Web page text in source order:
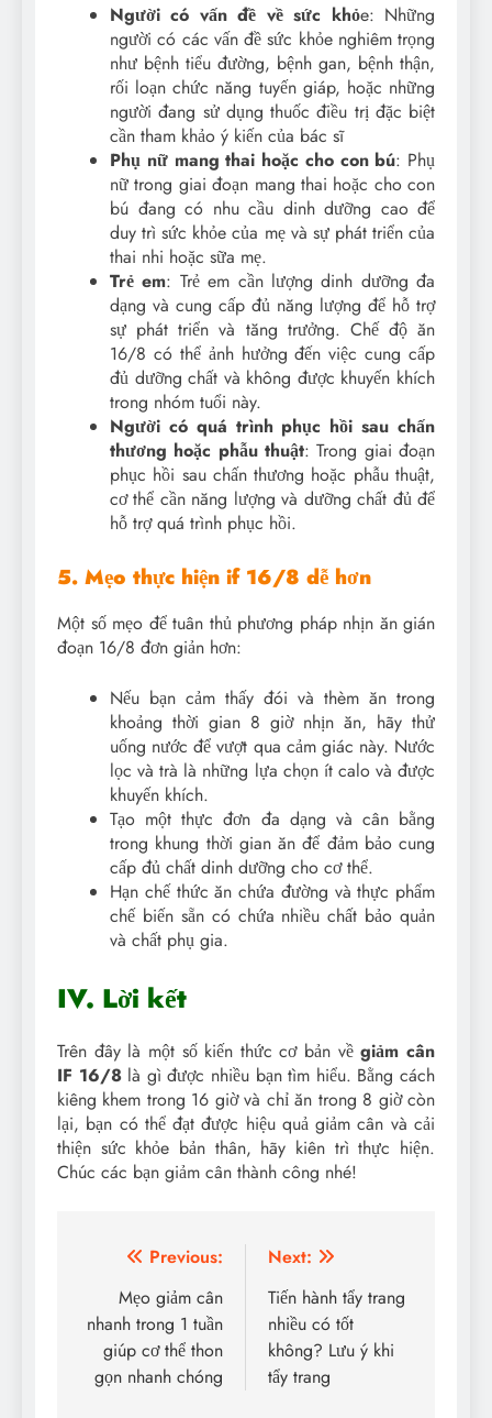
Người có vấn đề về sức khỏe: Những
người có các vấn đề sức khỏe nghiêm trọng
như bệnh tiểu đường, bệnh gan, bệnh thận,
rối loạn chức năng tuyến giáp, hoặc những
người đang sử dụng thuốc điều trị đặc biệt
cần tham khảo ý kiến của bác sĩ
Phụ nữ mang thai hoặc cho con bú: Phụ
nữ trong giai đoạn mang thai hoặc cho con
bú đang có nhu cầu dinh dưỡng cao để
duy trì sức khỏe của mẹ và sự phát triển của
thai nhi hoặc sữa mẹ.
Trẻ em: Trẻ em cần lượng dinh dưỡng đa
dạng và cung cấp đủ năng lượng để hỗ trợ
sự phát triển và tăng trưởng. Chế độ ăn
16/8 có thể ảnh hưởng đến việc cung cấp
đủ dưỡng chất và không được khuyến khích
trong nhóm tuổi này.
Người có quá trình phục hồi sau chấn
thương hoặc phẫu thuật: Trong giai đoạn
phục hồi sau chấn thương hoặc phẫu thuật,
cơ thể cần năng lượng và dưỡng chất đủ để
hỗ trợ quá trình phục hồi.
5. Mẹo thực hiện if 16/8 dễ hơn
Một số mẹo để tuân thủ phương pháp nhịn ăn gián
đoạn 16/8 đơn giản hơn:
Nếu bạn cảm thấy đói và thèm ăn trong
khoảng thời gian 8 giờ nhịn ăn, hãy thử
uống nước để vượt qua cảm giác này. Nước
lọc và trà là những lựa chọn ít calo và được
khuyến khích.
Tạo một thực đơn đa dạng và cân bằng
trong khung thời gian ăn để đảm bảo cung
cấp đủ chất dinh dưỡng cho cơ thể.
Hạn chế thức ăn chứa đường và thực phẩm
chế biến sẵn có chứa nhiều chất bảo quản
và chất phụ gia.
IV. Lời kết
Trên đây là một số kiến thức cơ bản vềgiảm cân
IF 16/8 là gì được nhiều bạn tìm hiểu. Bằng cách
kiêng khem trong 16 giờ và chỉ ăn trong 8 giờ còn
lại, bạn có thể đạt được hiệu quả giảm cân và cải
thiện sức khỏe bản thân, hãy kiên trì thực hiện.
Chúc các bạn giảm cân thành công nhé!
Điều
hướng
bài
viết
Previous:
Mẹo giảm cân
nhanh trong 1 tuần
giúp cơ thể thon
gọn nhanh chóng
Next:
Tiến hành tẩy trang
nhiều có tốt
không? Lưu ý khi
tẩy trang